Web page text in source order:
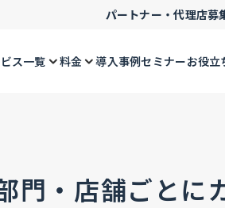
パートナー・代理店募
ス一覧 料金 導入事例セミナーお役立
門・店舗ごとに